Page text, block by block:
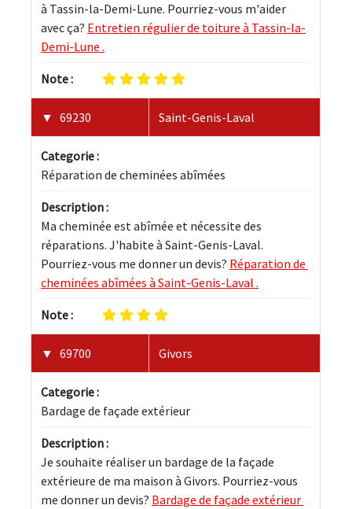
à Tassin-la-Demi-Lune. Pourriez-vous m'aider
avec ça? Entretien régulier de toiture à Tassin-la-
Demi-Lune .
Note :
69230 Saint-Genis-Laval
Categorie :
Réparation de cheminées abîmées
Description :
Ma cheminée est abîmée et nécessite des
réparations. J'habite à Saint-Genis-Laval.
Pourriez-vous me donner un devis? Réparation de
cheminées abîmées à Saint-Genis-Laval .
Note :
69700 Givors
Categorie :
Bardage de façade extérieur
Description :
Je souhaite réaliser un bardage de la façade
extérieure de ma maison à Givors. Pourriez-vous
me donner un devis? Bardage de façade extérieur